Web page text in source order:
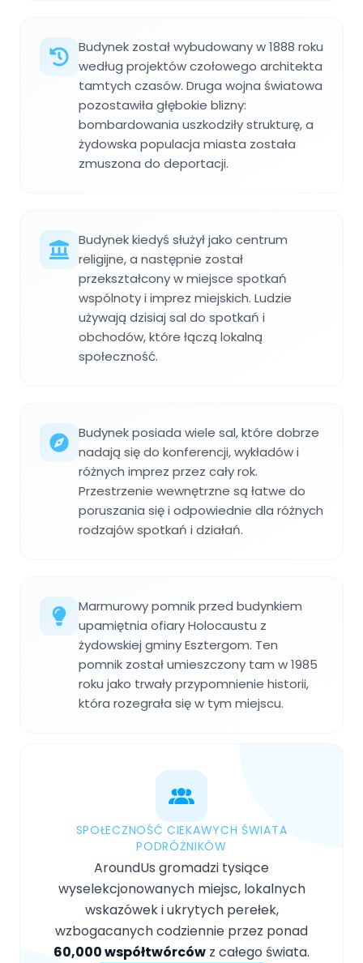
Budynek został wybudowany w 1888 roku
według projektów czołowego architekta
tamtych czasów. Druga wojna światowa
pozostawiła głębokie blizny:
bombardowania uszkodziły strukturę, a
żydowska populacja miasta została
zmuszona do deportacji.
Budynek kiedyś służył jako centrum
religijne, a następnie został
przekształcony w miejsce spotkań
wspólnoty i imprez miejskich. Ludzie
używają dzisiaj sal do spotkań i
obchodów, które łączą lokalną
społeczność.
Budynek posiada wiele sal, które dobrze
nadają się do konferencji, wykładów i
różnych imprez przez cały rok.
Przestrzenie wewnętrzne są łatwe do
poruszania się i odpowiednie dla różnych
rodzajów spotkań i działań.
Marmurowy pomnik przed budynkiem
upamiętnia ofiary Holocaustu z
żydowskiej gminy Esztergom. Ten
pomnik został umieszczony tam w 1985
roku jako trwały przypomnienie historii,
która rozegrała się w tym miejscu.
SPOŁECZNOŚĆ CIEKAWYCH ŚWIATA
PODRÓŻNIKÓW
AroundUs gromadzi tysiące
wyselekcjonowanych miejsc, lokalnych
wskazówek i ukrytych perełek,
wzbogacanych codziennie przez ponad
60,000 współtwórców z całego świata.